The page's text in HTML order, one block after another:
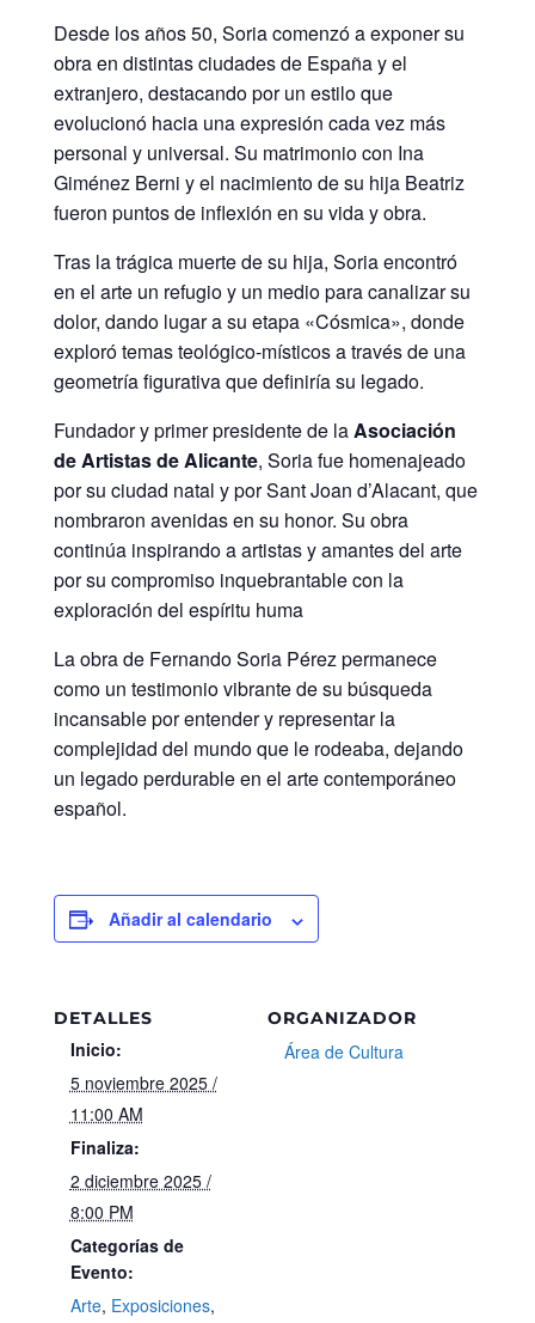
Desde los años 50, Soria comenzó a exponer su
obra en distintas ciudades de España y el
extranjero, destacando por un estilo que
evolucionó hacia una expresión cada vez más
personal y universal. Su matrimonio con Ina
Giménez Berni y el nacimiento de su hija Beatriz
fueron puntos de inflexión en su vida y obra.
Tras la trágica muerte de su hija, Soria encontró
en el arte un refugio y un medio para canalizar su
dolor, dando lugar a su etapa «Cósmica», donde
exploró temas teológico-místicos a través de una
geometría figurativa que definiría su legado.
Fundador y primer presidente de laAsociación
de Artistas de Alicante, Soria fue homenajeado
por su ciudad natal y por Sant Joan d’Alacant, que
nombraron avenidas en su honor. Su obra
continúa inspirando a artistas y amantes del arte
por su compromiso inquebrantable con la
exploración del espíritu huma
La obra de Fernando Soria Pérez permanece
como un testimonio vibrante de su búsqueda
incansable por entender y representar la
complejidad del mundo que le rodeaba, dejando
un legado perdurable en el arte contemporáneo
español.
Añadir al calendario
DETALLES
Inicio:
5 noviembre 2025 /
11:00 AM
Finaliza:
2 diciembre 2025 /
8:00 PM
Categorías de
Evento:
Arte, Exposiciones,
ORGANIZADOR
Área de Cultura